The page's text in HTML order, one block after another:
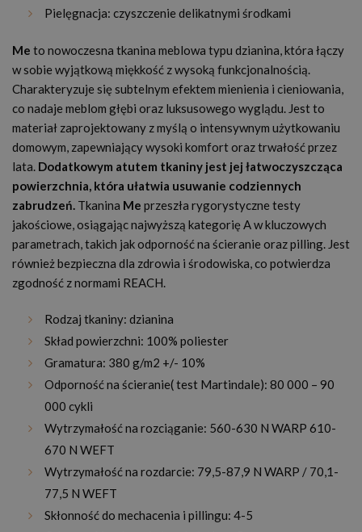
Pielęgnacja: czyszczenie delikatnymi środkami
Me to nowoczesna tkanina meblowa typu dzianina, która łączy
w sobie wyjątkową miękkość z wysoką funkcjonalnością.
Charakteryzuje się subtelnym efektem mienienia i cieniowania,
co nadaje meblom głębi oraz luksusowego wyglądu. Jest to
materiał zaprojektowany z myślą o intensywnym użytkowaniu
domowym, zapewniający wysoki komfort oraz trwałość przez
lata. Dodatkowym atutem tkaniny jest jej łatwoczyszcząca
powierzchnia, która ułatwia usuwanie codziennych
zabrudzeń. Tkanina Me przeszła rygorystyczne testy
jakościowe, osiągając najwyższą kategorię A w kluczowych
parametrach, takich jak odporność na ścieranie oraz pilling. Jest
również bezpieczna dla zdrowia i środowiska, co potwierdza
zgodność z normami REACH.
Rodzaj tkaniny: dzianina
Skład powierzchni: 100% poliester
Gramatura: 380 g/m2 +/- 10%
Odporność na ścieranie( test Martindale): 80 000 – 90
000 cykli
Wytrzymałość na rozciąganie: 560-630 N WARP 610-
670 N WEFT
Wytrzymałość na rozdarcie: 79,5-87,9 N WARP / 70,1-
77,5 N WEFT
Skłonność do mechacenia i pillingu: 4-5